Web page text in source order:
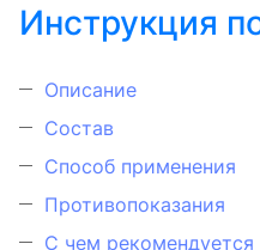
Инструкция
Описание
Состав
Способ применения
Противопоказания
С чем рекомендуется